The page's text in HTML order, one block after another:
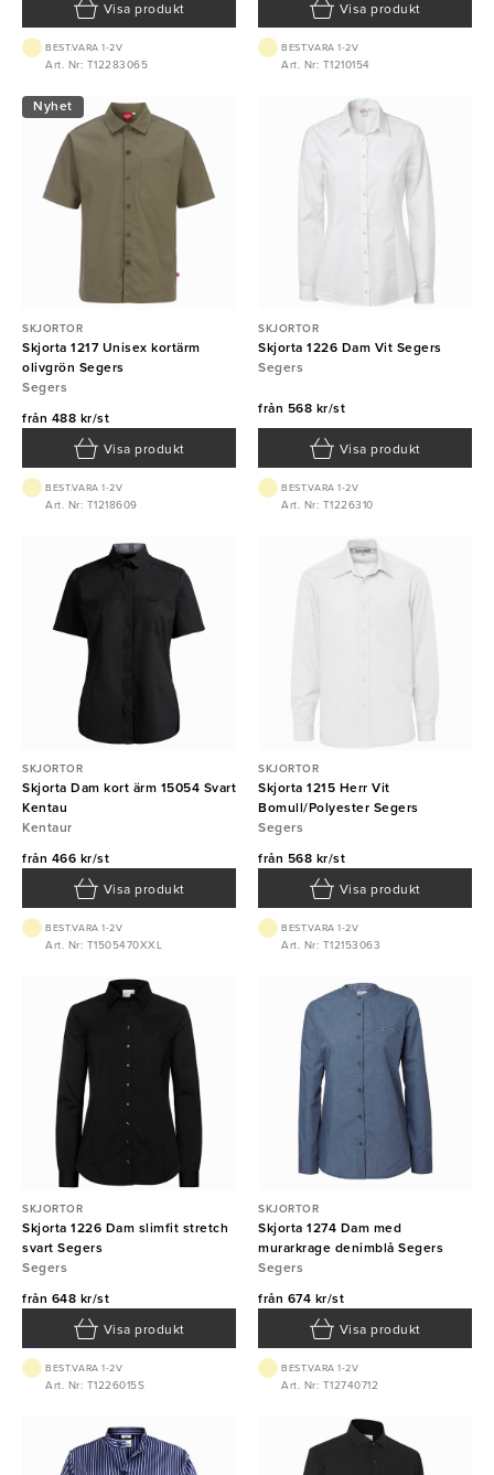
Visa produkt
BEST.VARA 1-2V
Art. Nr: T12283065
Visa produkt
BEST.VARA 1-2V
Art. Nr: T1210154
Nyhet
SKJORTOR
Skjorta 1217 Unisex kortärm
olivgrön Segers
Segers
från 488 kr/st
Visa produkt
BEST.VARA 1-2V
Art. Nr: T1218609
SKJORTOR
Skjorta 1226 Dam Vit Segers
Segers
från 568 kr/st
Visa produkt
BEST.VARA 1-2V
Art. Nr: T1226310
SKJORTOR
Skjorta Dam kort ärm 15054 Svart
Kentau
Kentaur
från 466 kr/st
Visa produkt
BEST.VARA 1-2V
Art. Nr: T1505470XXL
SKJORTOR
Skjorta 1215 Herr Vit
Bomull/Polyester Segers
Segers
från 568 kr/st
Visa produkt
BEST.VARA 1-2V
Art. Nr: T12153063
SKJORTOR
Skjorta 1226 Dam slimfit stretch
svart Segers
Segers
från 648 kr/st
Visa produkt
BEST.VARA 1-2V
Art. Nr: T1226015S
SKJORTOR
Skjorta 1274 Dam med
murarkrage denimblå Segers
Segers
från 674 kr/st
Visa produkt
BEST.VARA 1-2V
Art. Nr: T12740712